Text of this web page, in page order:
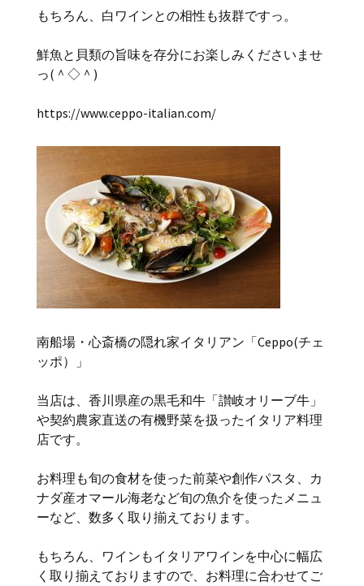
もちろん、白ワインとの相性も抜群ですっ。
鮮魚と貝類の旨味を存分にお楽しみくださいませ
っ(＾◇＾)
https://www.ceppo-italian.com/
南船場・心斎橋の隠れ家イタリアン「Ceppo(チェ
ッポ）」
当店は、香川県産の黒毛和牛「讃岐オリーブ牛」
や契約農家直送の有機野菜を扱ったイタリア料理
店です。
お料理も旬の食材を使った前菜や創作パスタ、カ
ナダ産オマール海老など旬の魚介を使ったメニュ
ーなど、数多く取り揃えております。
もちろん、ワインもイタリアワインを中心に幅広
く取り揃えておりますので、お料理に合わせてご